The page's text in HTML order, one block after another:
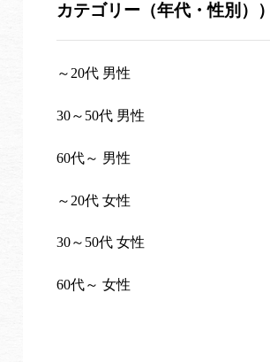
カテゴリー（年代・性別））
～20代 男性
30～50代 男性
60代～ 男性
～20代 女性
30～50代 女性
60代～ 女性